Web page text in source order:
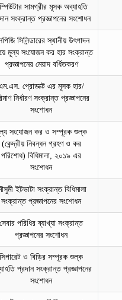
সামগ্রীর মূসক অব্যাহতি
সংক্রান্ত প্রজ্ঞাপনের সংশোধন
সিলিন্ডারের স্থানীয় উৎপাদন
মূল্য সংযোজন কর হার সংক্রান্ত
প্রজ্ঞাপনের মেয়াদ বর্ধিতকরণ
প্রোডাক্ট এর মূসক হার/
নির্ধারণ সংক্রান্ত প্রজ্ঞাপনের
সংশোধন
সংযোজন কর ও সম্পূরক শুল্ক
(কেন্দ্রীয় নিবন্ধন গ্রহণ ও কর
পরিশোধ) বিধিমালা, ২০১৯ এর
সংশোধন
ইটভাটা সংক্রান্ত বিধিমালা
সংক্রান্ত প্রজ্ঞাপনের সংশোধন
সেবার পরিধির ব্যাখ্যা সংক্রান্ত
প্রজ্ঞাপনের সংশোধন
সিগারেট ও বিড়ির সম্পূরক শুল্ক
প্রদান সংক্রান্ত প্রজ্ঞাপনের
সংশোধন